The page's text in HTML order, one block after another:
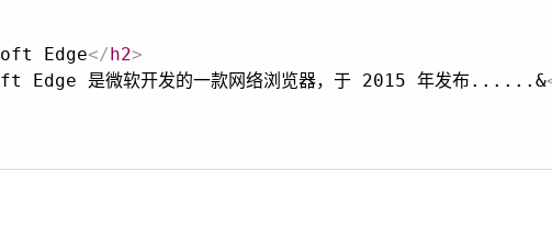
Edge</h2>
Edge 是微软开发的一款网络浏览器，于 2015 年发布......&